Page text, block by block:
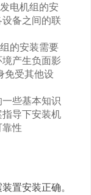
电机组的安
备之间的联
的安装需要
产生负面影
免受其他设
些基本知识
导下安装机
性
置安装正确。